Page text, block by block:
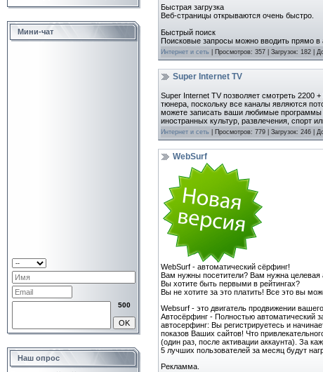
Мини-чат
500
Наш опрос
Быстрая загрузка
Веб-страницы открываются очень быстро.
Быстрый поиск
Поисковые запросы можно вводить прямо в
Интернет и сеть | Просмотров: 357 | Загрузок: 182 |
Super Internet TV
Super Internet TV позволяет смотреть 2200
тюнера, поскольку все каналы являются
можете записать ваши любимые программы
иностранных культур, развлечения, спорт
Интернет и сеть | Просмотров: 779 | Загрузок: 246 |
WebSurf
WebSurf - автоматический сёрфинг!
Вам нужны посетители? Вам нужна целевая
Вы хотите быть первыми в рейтингах?
Вы не хотите за это платить! Все это вы
Websurf - это двигатель продвижении
Автосёрфинг - Полностью автоматический
автосерфинг: Вы регистрируетесь и
показов Ваших сайтов! Что
(один раз, после активации аккаунта). За
5 лучших пользователей за месяц будут
Рекламма.